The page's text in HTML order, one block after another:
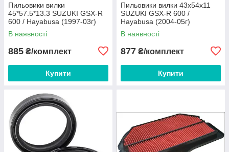
Пильовики вилки
45*57.5*13.3 SUZUKI GSX-R
600 / Hayabusa (1997-03г)
ALLBALLS 57-101
В наявності
885 ₴/комплект
Купити
Пильовики вилки 43х54х11
SUZUKI GSX-R 600 /
Hayabusa (2004-05г)
ALLBALLS 57-108-1
В наявності
877 ₴/комплект
Купити